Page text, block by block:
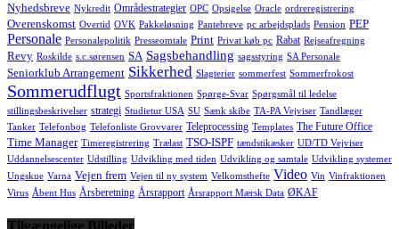
Nyhedsbreve Nykredit Områdestrategier OPC Opsigelse Oracle ordreregistrering
Overenskomst Overtid OVK Pakkeløsning Pantebreve pc arbejdsplads Pension PEP
Personale Personalepolitik Presseomtale Print Privat køb pc Rabat Rejseafregning
Revy Roskilde s.c.sørensen SA Sagsbehandling sagsstyring SA Personale
Seniorklub Arrangement Sikkerhed Slagterier sommerfest Sommerfrokost
Sommerudflugt Sportsfraktionen Spørge-Svar Spørgsmål til ledelse
stillingsbeskrivelser strategi Studietur USA SU Sænk skibe TA-PA Vejviser Tandlæger
Tanker Telefonbog Telefonliste Grovvarer Teleprocessing Templates The Future Office
Time Manager Timeregistrering Trælast TSO-ISPF tændstikæsker UD/TD Vejviser
Uddannelsescenter Udstilling Udvikling med tiden Udvikling og samtale Udvikling systemer
Ungskue Varna Vejen frem Vejen til ny system Velkomsthefte Video Vin Vinfraktionen
Virus Åbent Hus Årsberetning Årsrapport Årsrapport Mærsk Data ØKAF